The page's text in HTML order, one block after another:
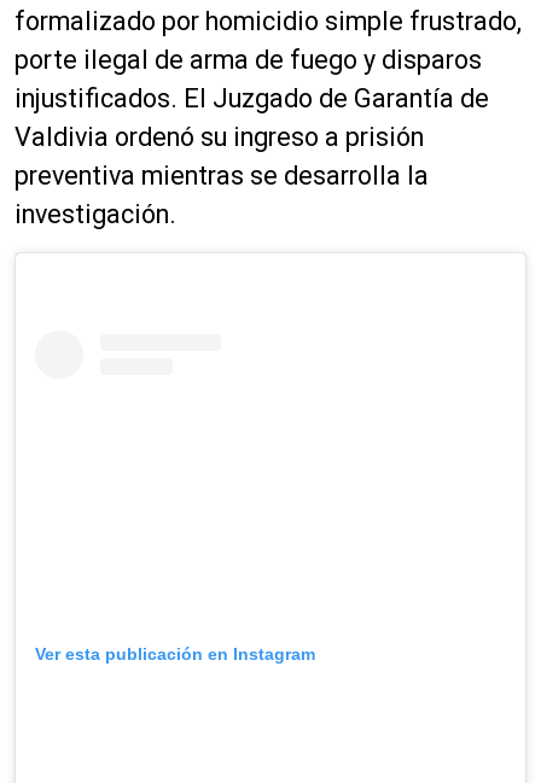
formalizado por homicidio simple frustrado,
porte ilegal de arma de fuego y disparos
injustificados. El Juzgado de Garantía de
Valdivia ordenó su ingreso a prisión
preventiva mientras se desarrolla la
investigación.
Ver esta publicación en Instagram